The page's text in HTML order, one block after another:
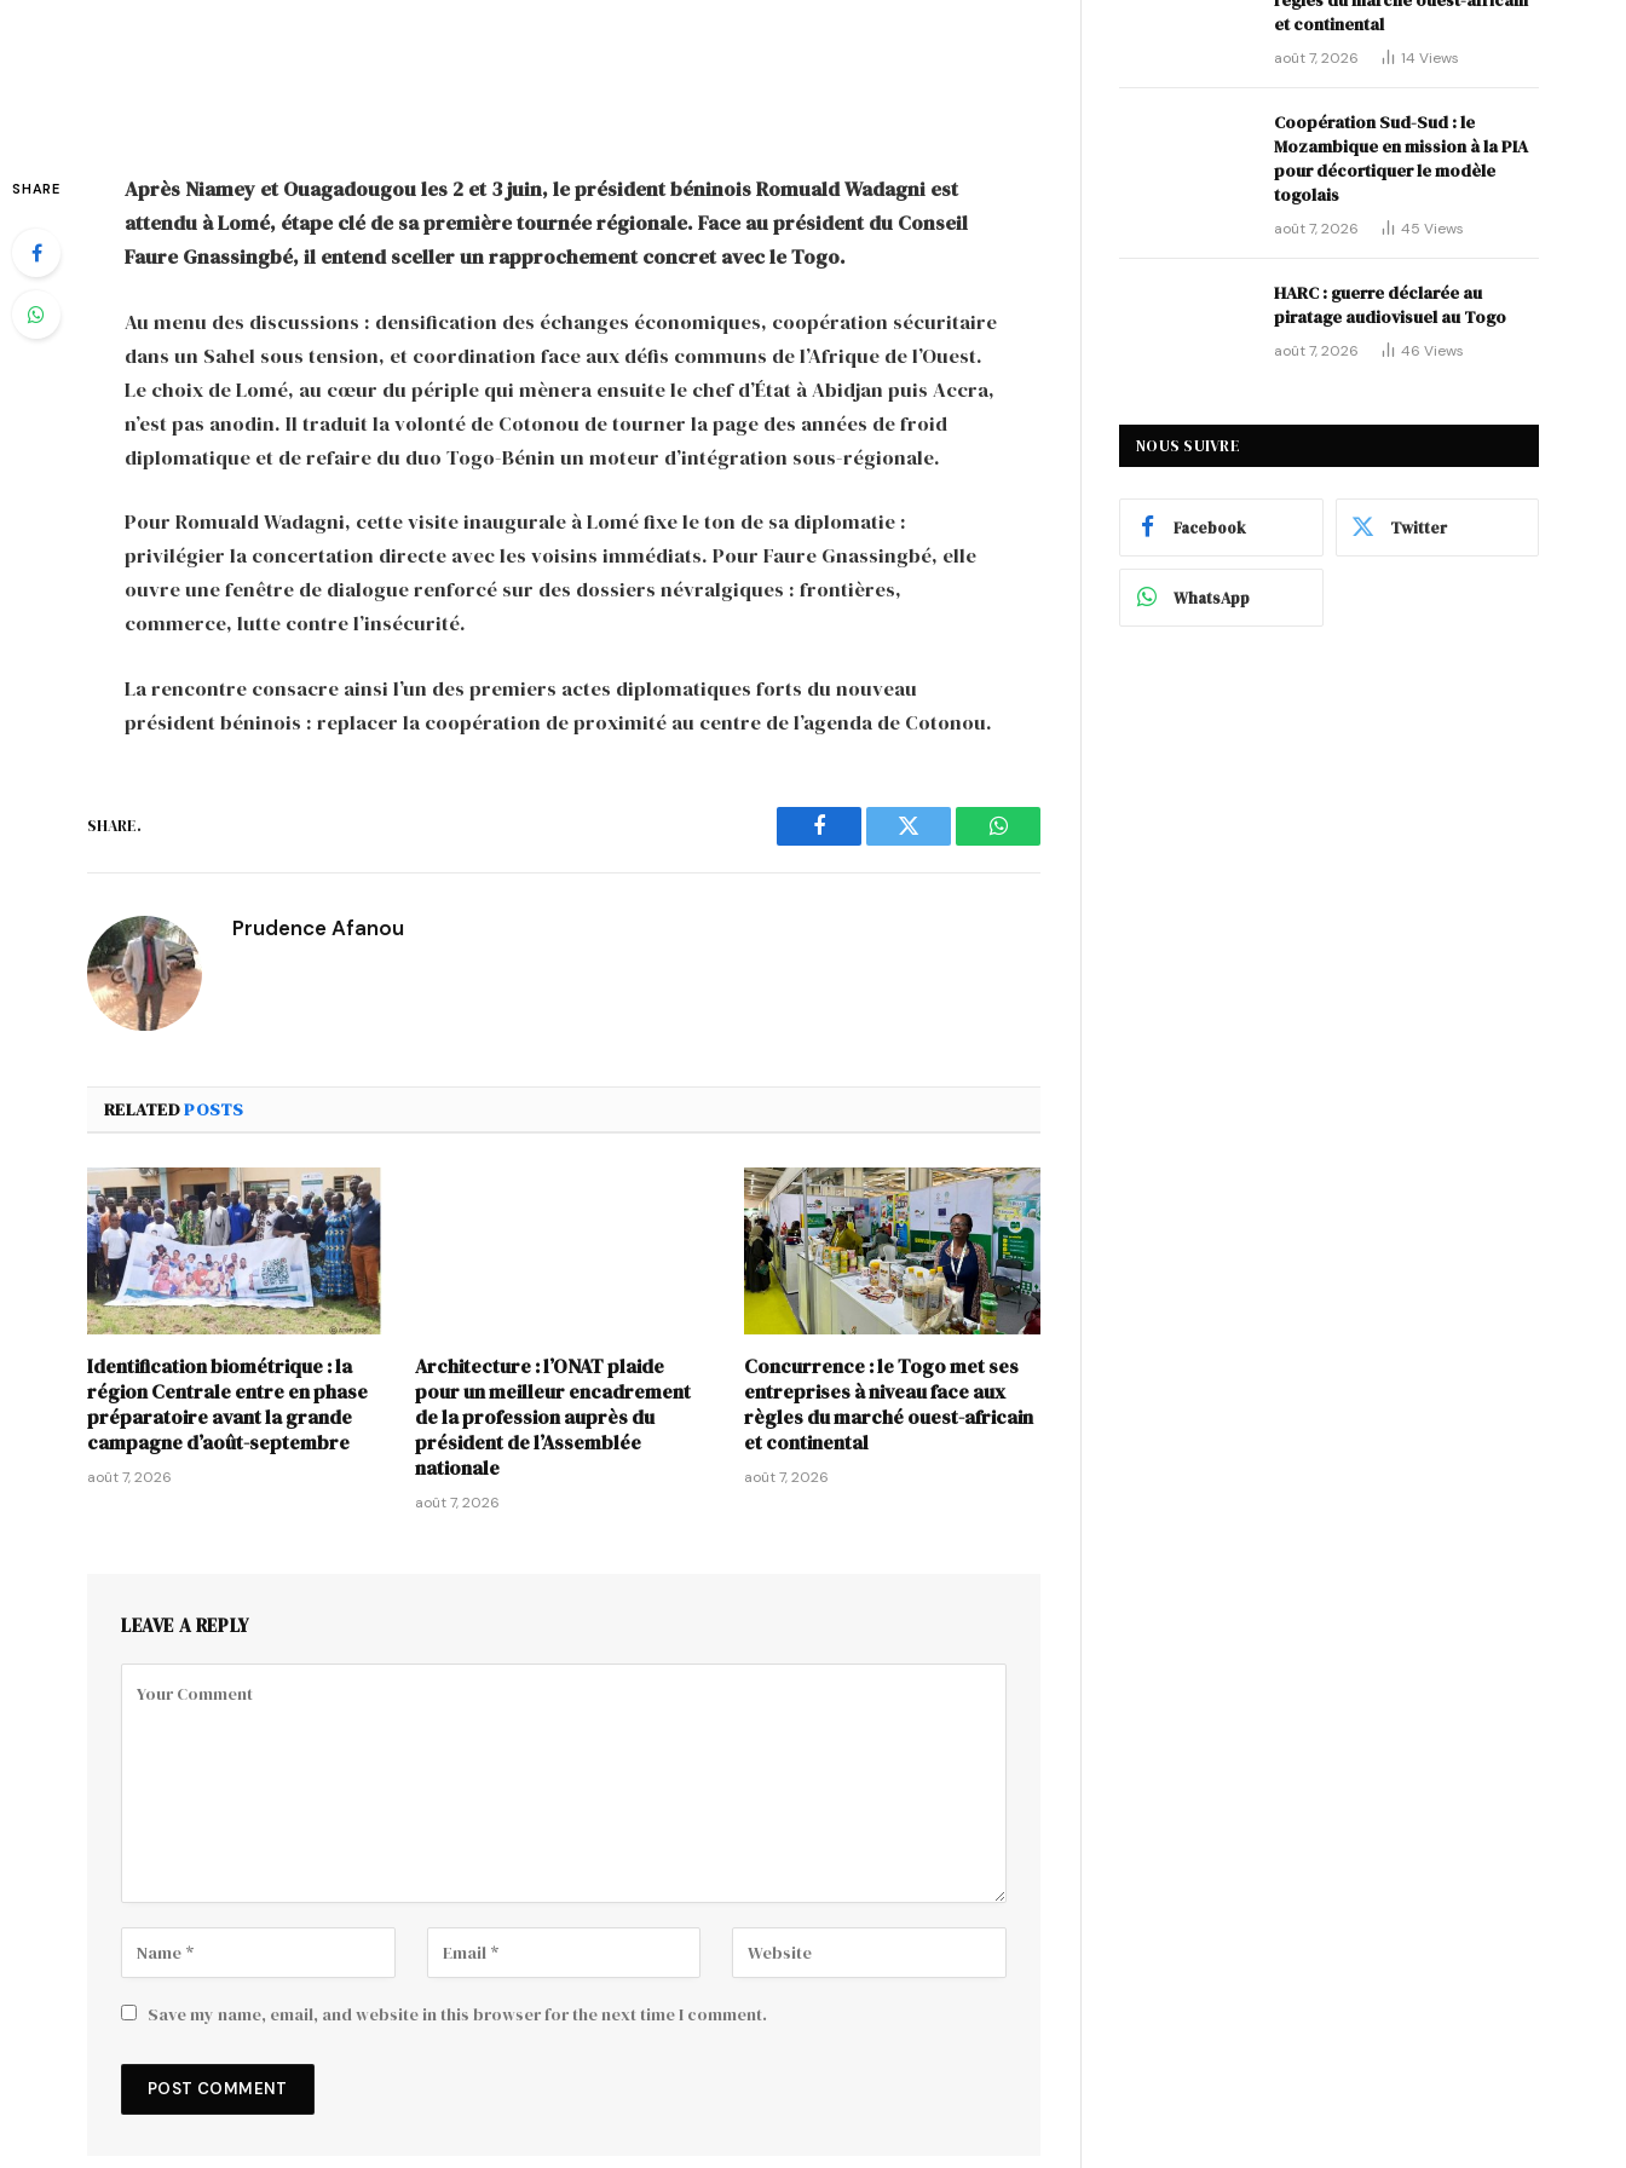
SHARE
Après Niamey et Ouagadougou les 2 et 3 juin, le président béninois Romuald Wadagni est
attendu à Lomé, étape clé de sa première tournée régionale. Face au président du Conseil
Faure Gnassingbé, il entend sceller un rapprochement concret avec le Togo.
Au menu des discussions : densification des échanges économiques, coopération sécuritaire
dans un Sahel sous tension, et coordination face aux défis communs de l’Afrique de l’Ouest.
Le choix de Lomé, au cœur du périple qui mènera ensuite le chef d’État à Abidjan puis Accra,
n’est pas anodin. Il traduit la volonté de Cotonou de tourner la page des années de froid
diplomatique et de refaire du duo Togo-Bénin un moteur d’intégration sous-régionale.
Pour Romuald Wadagni, cette visite inaugurale à Lomé fixe le ton de sa diplomatie :
privilégier la concertation directe avec les voisins immédiats. Pour Faure Gnassingbé, elle
ouvre une fenêtre de dialogue renforcé sur des dossiers névralgiques : frontières,
commerce, lutte contre l’insécurité.
La rencontre consacre ainsi l’un des premiers actes diplomatiques forts du nouveau
président béninois : replacer la coopération de proximité au centre de l’agenda de Cotonou.
SHARE.
Facebook Twitter WhatsApp
Prudence Afanou
RELATEDPOSTS
Identification biométrique : la
région Centrale entre en phase
préparatoire avant la grande
campagne d’août-septembre
août 7, 2026
Architecture : l’ONAT plaide
pour un meilleur encadrement
de la profession auprès du
président de l’Assemblée
nationale
août 7, 2026
Concurrence : le Togo met ses
entreprises à niveau face aux
règles du marché ouest-africain
et continental
août 7, 2026
LEAVE A REPLY
Save my name, email, and website in this browser for the next time I comment.
et continental
août 7, 2026 14 Views
Coopération Sud-Sud : le
Mozambique en mission à la PIA
pour décortiquer le modèle
togolais
août 7, 2026 45 Views
HARC : guerre déclarée au
piratage audiovisuel au Togo
août 7, 2026 46 Views
NOUS SUIVRE
Facebook Twitter
WhatsApp